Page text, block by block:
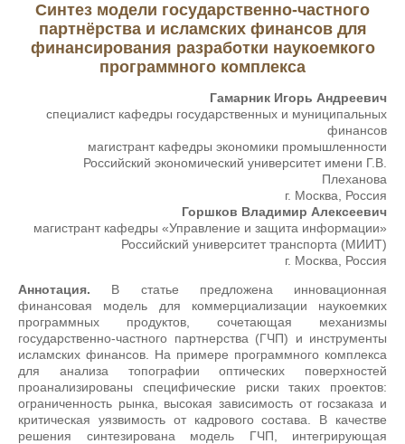
Синтез модели государственно-частного
партнёрства и исламских финансов для
финансирования разработки наукоемкого
программного комплекса
Гамарник Игорь Андреевич
специалист кафедры государственных и муниципальных
финансов
магистрант кафедры экономики промышленности
Российский экономический университет имени Г.В.
Плеханова
г. Москва, Россия
Горшков Владимир Алексеевич
магистрант кафедры «Управление и защита информации»
Российский университет транспорта (МИИТ)
г. Москва, Россия
Аннотация. В статье предложена инновационная
финансовая модель для коммерциализации наукоемких
программных продуктов, сочетающая механизмы
государственно-частного партнерства (ГЧП) и инструменты
исламских финансов. На примере программного комплекса
для анализа топографии оптических поверхностей
проанализированы специфические риски таких проектов:
ограниченность рынка, высокая зависимость от госзаказа и
критическая уязвимость от кадрового состава. В качестве
решения синтезирована модель ГЧП, интегрирующая